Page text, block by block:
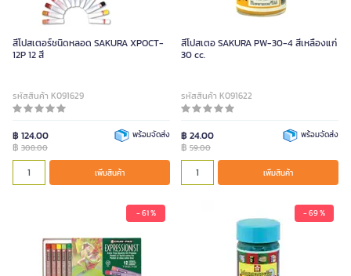
สีโปสเตอร์ชนิดหลอด SAKURA XPOCT-
12P 12 สี
รหัสสินค้า K091629
฿ 124.00
฿ 308.00
พร้อมจัดส่ง
เพิ่มสินค้า
สีโปสเตอ SAKURA PW-30-4 สีเหลืองแก่
30 cc.
รหัสสินค้า K091622
฿ 24.00
฿ 59.00
พร้อมจัดส่ง
เพิ่มสินค้า
- 61 % - 69 %